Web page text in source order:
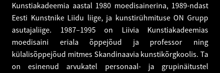
Kunstiakadeemia aastal 1980 moedisainerina, 1989-ndast
Eesti Kunstnike Liidu liige, ja kunstirühmituse ON Grupp
asutajaliige. 1987–1995 on Liivia Kunstiakadeemias
moedisaini eriala õppejõud ja professor ning
külalisõppejõud mitmes Skandinaavia kunstikõrgkoolis. Ta
on esinenud arvukatel personaal- ja grupinäitustel